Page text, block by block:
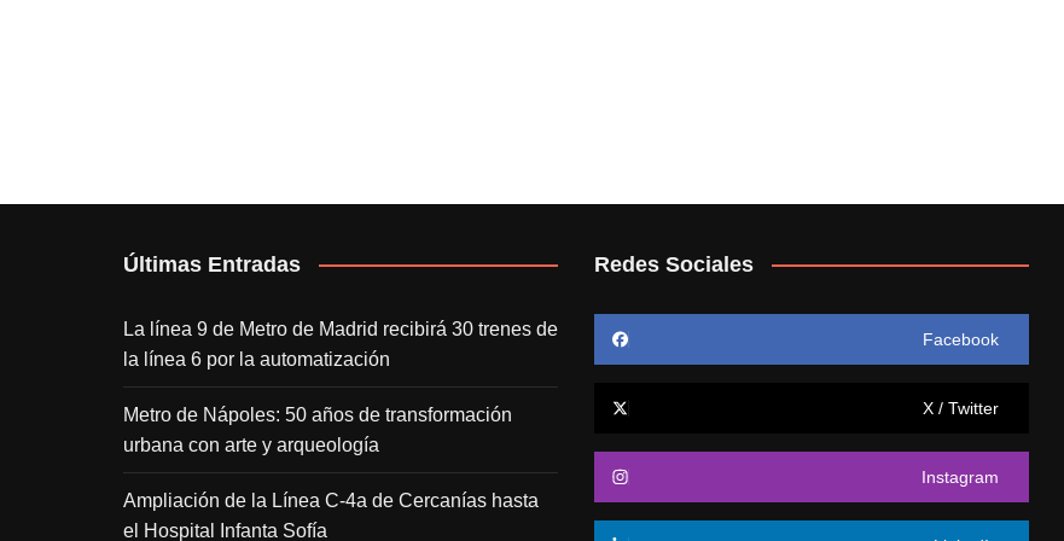
Últimas Entradas
La línea 9 de Metro de Madrid recibirá 30 trenes de
la línea 6 por la automatización
Metro de Nápoles: 50 años de transformación
urbana con arte y arqueología
Ampliación de la Línea C-4a de Cercanías hasta
el Hospital Infanta Sofía
Redes Sociales
Facebook
X / Twitter
Instagram